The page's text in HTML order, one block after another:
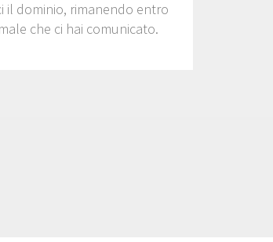
il dominio, rimanendo entro
che ci hai comunicato.